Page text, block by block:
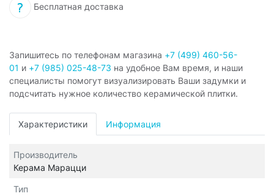
Бесплатная доставка
Запишитесь по телефонам магазина +7 (499) 460-56-
01 и +7 (985) 025-48-73 на удобное Вам время, и наши
специалисты помогут визуализировать Ваши задумки и
подсчитать нужное количество керамической плитки.
Характеристики Информация
Производитель
Керама Марацци
Тип